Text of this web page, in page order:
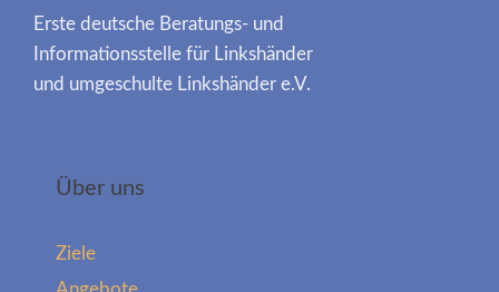
Erste deutsche Beratungs- und
Informationsstelle für Linkshänder
und umgeschulte Linkshänder e.V.
Über uns
Ziele